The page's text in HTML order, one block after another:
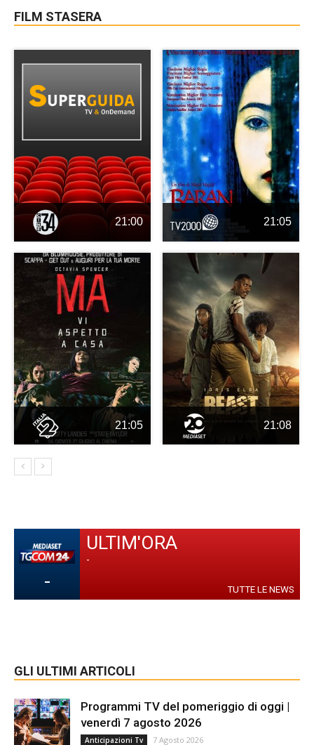
FILM STASERA
21:00 21:05
21:05 21:08
-
ULTIM'ORA
-
TUTTE LE NEWS
GLI ULTIMI ARTICOLI
Programmi TV del pomeriggio di oggi |
venerdì 7 agosto 2026
Anticipazioni Tv 7 Agosto 2026